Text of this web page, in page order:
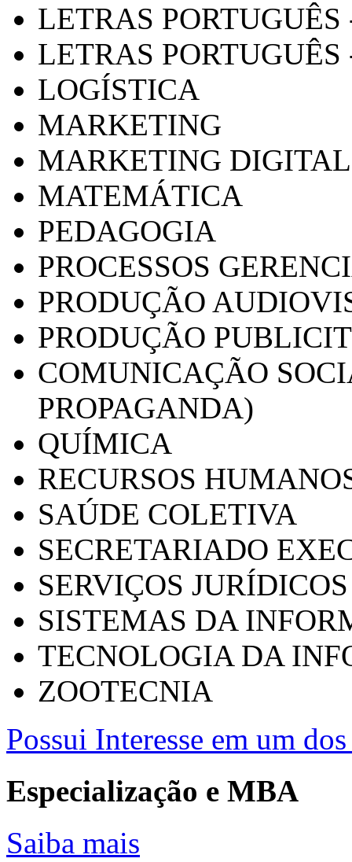
LETRAS
LETRAS PORTUGUÊS
LOGÍSTICA
MARKETING
MARKETING DIGITAL
MATEMÁTICA
PEDAGOGIA
PROCESSOS
PRODUÇÃO
PRODUÇÃO
COMUNICAÇÃO
PROPAGANDA)
QUÍMICA
RECURSOS
SAÚDE COLETIVA
SECRETARIADO
SERVIÇOS
SISTEMAS DA
TECNOLOGIA DA
ZOOTECNIA
Possui Interesse em um
Especialização e MBA
Saiba mais